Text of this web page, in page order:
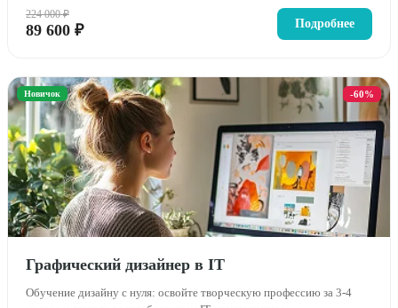
224 000 ₽
89 600 ₽ Подробнее
-60%
Новичок
Графический дизайнер в IT
Обучение дизайну с нуля: освойте творческую профессию за 3-4